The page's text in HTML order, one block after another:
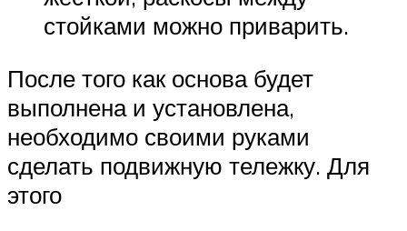
стойками можно приварить.
После того как основа будет
выполнена и установлена,
необходимо своими руками
сделать подвижную тележку. Для
этого